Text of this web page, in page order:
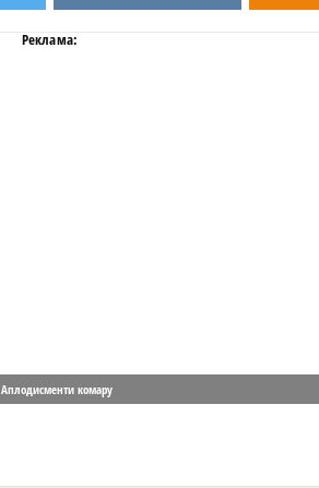
Реклама:
Аплодисменти комару